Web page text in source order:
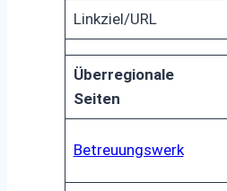
Linkziel/URL
Überregionale
Seiten
Betreuungswerk